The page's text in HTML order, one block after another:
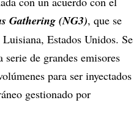
Gathering (NG3), que se
Estados Unidos. Se
de grandes emisores
para ser inyectados
gestionado por